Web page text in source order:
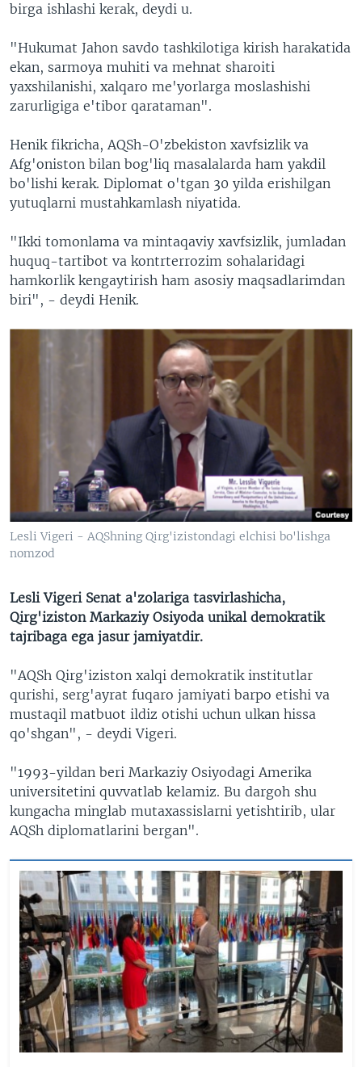
birga ishlashi kerak, deydi u.
"Hukumat Jahon savdo tashkilotiga kirish harakatida
ekan, sarmoya muhiti va mehnat sharoiti
yaxshilanishi, xalqaro me'yorlarga moslashishi
zarurligiga e'tibor qarataman".
Henik fikricha, AQSh-O'zbekiston xavfsizlik va
Afg'oniston bilan bog'liq masalalarda ham yakdil
bo'lishi kerak. Diplomat o'tgan 30 yilda erishilgan
yutuqlarni mustahkamlash niyatida.
"Ikki tomonlama va mintaqaviy xavfsizlik, jumladan
huquq-tartibot va kontrterrozim sohalaridagi
hamkorlik kengaytirish ham asosiy maqsadlarimdan
biri", - deydi Henik.
Lesli Vigeri - AQShning Qirg'izistondagi elchisi bo'lishga
nomzod
Lesli Vigeri Senat a'zolariga tasvirlashicha,
Qirg'iziston Markaziy Osiyoda unikal demokratik
tajribaga ega jasur jamiyatdir.
"AQSh Qirg'iziston xalqi demokratik institutlar
qurishi, serg'ayrat fuqaro jamiyati barpo etishi va
mustaqil matbuot ildiz otishi uchun ulkan hissa
qo'shgan", - deydi Vigeri.
"1993-yildan beri Markaziy Osiyodagi Amerika
universitetini quvvatlab kelamiz. Bu dargoh shu
kungacha minglab mutaxassislarni yetishtirib, ular
AQSh diplomatlarini bergan".